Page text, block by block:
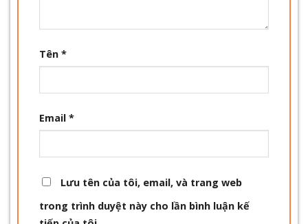
Tên *
Email *
Lưu tên của tôi, email, và trang web
trong trình duyệt này cho lần bình luận kế